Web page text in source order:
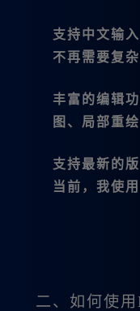
支持中文输入
不再需要复
丰富的编辑
图、局部重
支持最新的
当前，我使
二、如何使